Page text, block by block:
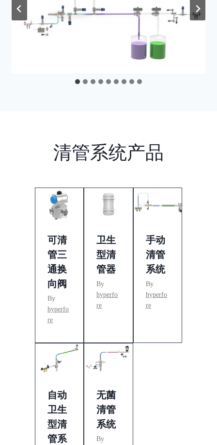
清管系统产品
可清
管三
通换
向阀
By
hyperfo
re
卫生
型清
管器
By
hyperfo
re
手动
清管
系统
By
hyperfo
re
自动
卫生
型清
管系
无菌
清管
系统
By